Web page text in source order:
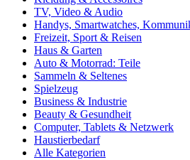
TV, Video & Audio
Handys, Smartwatches,
Freizeit, Sport & Reisen
Haus & Garten
Auto & Motorrad: Teile
Sammeln & Seltenes
Spielzeug
Business & Industrie
Beauty & Gesundheit
Computer, Tablets & Netzwerk
Haustierbedarf
Alle Kategorien